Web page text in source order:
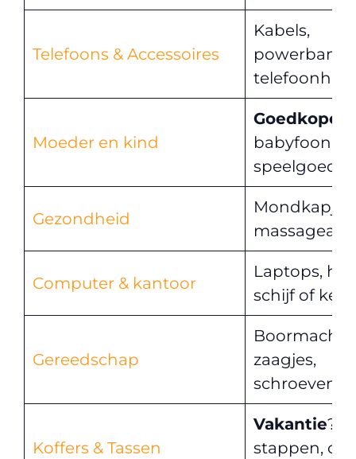
Telefoons & Accessoires
Kabels,
Moeder en kind
Goedkope
babyfoon of
speelgoed?
Gezondheid
Computer & kantoor
Laptops,
schijf of
Gereedschap
zaagjes,
Koffers & Tassen
Vakantie?
stappen, of